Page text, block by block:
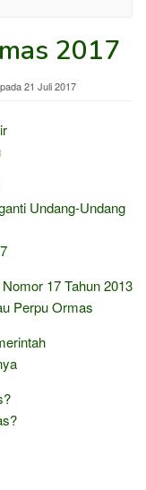
2017
21 Juli 2017
Undang-Undang
17 Tahun 2013
Perpu Ormas